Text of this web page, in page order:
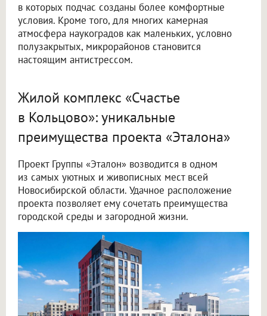
в которых подчас созданы более комфортные
условия. Кроме того, для многих камерная
атмосфера наукоградов как маленьких, условно
полузакрытых, микрорайонов становится
настоящим антистрессом.
Жилой комплекс «Счастье
в Кольцово»: уникальные
преимущества проекта «Эталона»
Проект Группы «Эталон» возводится в одном
из самых уютных и живописных мест всей
Новосибирской области. Удачное расположение
проекта позволяет ему сочетать преимущества
городской среды и загородной жизни.